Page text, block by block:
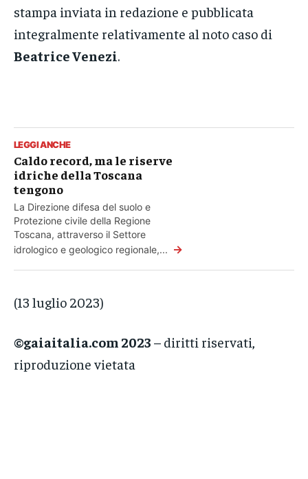
stampa inviata in redazione e pubblicata
integralmente relativamente al noto caso di
Beatrice Venezi.
LEGGI ANCHE
Caldo record, ma le riserve
idriche della Toscana
tengono
La Direzione difesa del suolo e
Protezione civile della Regione
Toscana, attraverso il Settore
idrologico e geologico regionale,... →
(13 luglio 2023)
©gaiaitalia.com 2023 – diritti riservati,
riproduzione vietata